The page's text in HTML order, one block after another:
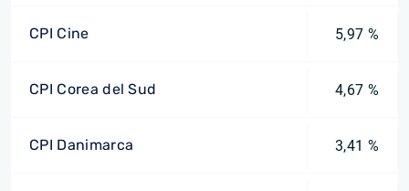
CPI Cine 5,97 %
CPI Corea del Sud 4,67 %
CPI Danimarca 3,41 %